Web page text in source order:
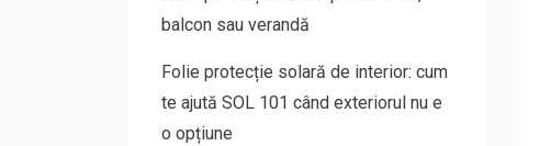
balcon sau verandă
Folie protecție solară de interior: cum
te ajută SOL 101 când exteriorul nu e
o opțiune